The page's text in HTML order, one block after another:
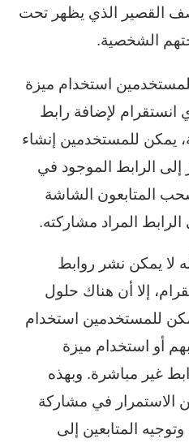
القصير الذي يظهر تحت
الشخصية.
استخدام ميزة
لإضافة رابط
يمكن للمستخدمين إنشاء
الرابط الموجود في
المتابعون الشاشة
المراد مشاركته.
لا يمكن نشر روابط
إلا أن هناك حلول
للمستخدمين استخدام
أو استخدام ميزة
غير مباشرة. وبهذه
الاستمرار في مشاركة
المتابعين إلى